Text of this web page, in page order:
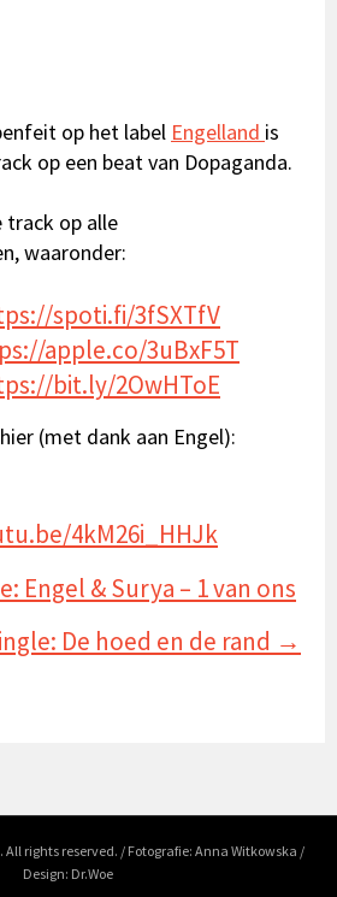
op het label Engelland is
op een beat van Dopaganda.
track op alle
waaronder:
spoti.fi/3fSXTfV
apple.co/3uBxF5T
bit.ly/2OwHToE
(met dank aan Engel):
4kM26i_HHJk
Engel & Surya – 1 van ons
De hoed en de rand →
All rights reserved. / Fotografie: Anna Witkowska /
Design: Dr.Woe